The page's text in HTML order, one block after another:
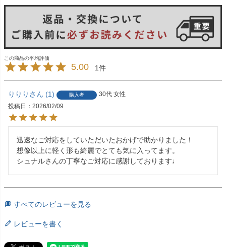
5.00 1
りりり 1 購入者 30代 女性
投稿日
2026/02/09
迅速なご対応をしていただいたおかげで助かりました！
想像以上に軽く形も綺麗でとても気に入ってます。
シュナルさんの丁寧なご対応に感謝しております♩
すべてのレビューを見る
レビューを書く